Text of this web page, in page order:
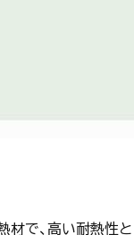
で、高い耐熱性と